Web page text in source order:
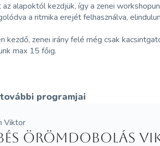
alapoktól kezdjük, így a zenei
a ritmika erejét felhasználva,
kezdő, zenei irány felé még csak
max 15 főig.
programjai
Viktor
örömdobolás